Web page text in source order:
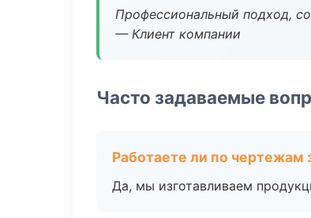
Профессиональный подход,
— Клиент компании
Часто задаваемые
Работаете ли по чертежам
Да, мы изготавливаем